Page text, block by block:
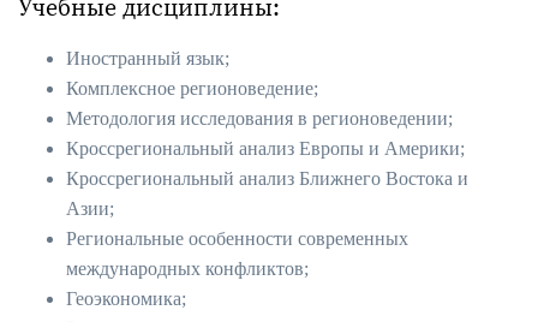
Учебные дисциплины:
Иностранный язык;
Комплексное регионоведение;
Методология исследования в регионоведении;
Кроссрегиональный анализ Европы и Америки;
Кроссрегиональный анализ Ближнего Востока и
Азии;
Региональные особенности современных
международных конфликтов;
Геоэкономика;